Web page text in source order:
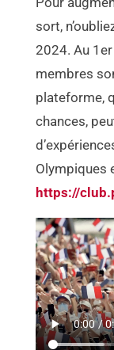
sort,
2024. Au
membres
plateforme,
chances,
Olympiques
https://